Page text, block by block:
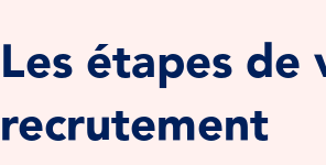
Les étapes de
recrutement